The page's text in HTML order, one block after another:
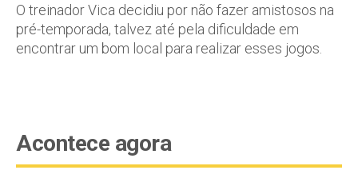
O treinador Vica decidiu por não fazer amistosos na
pré-temporada, talvez até pela dificuldade em
encontrar um bom local para realizar esses jogos.
Acontece agora